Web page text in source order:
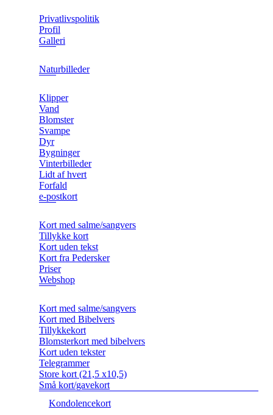
Privatlivspolitik
Profil
Galleri
Naturbilleder
Klipper
Vand
Blomster
Svampe
Dyr
Bygninger
Vinterbilleder
Lidt af hvert
Forfald
e-postkort
Kort med salme/sangvers
Tillykke kort
Kort uden tekst
Kort fra Pedersker
Priser
Webshop
Kort med salme/sangvers
Kort med Bibelvers
Tillykkekort
Blomsterkort med bibelvers
Kort uden tekster
Telegrammer
Store kort (21,5 x10,5)
Små kort/gavekort
Kondolencekort